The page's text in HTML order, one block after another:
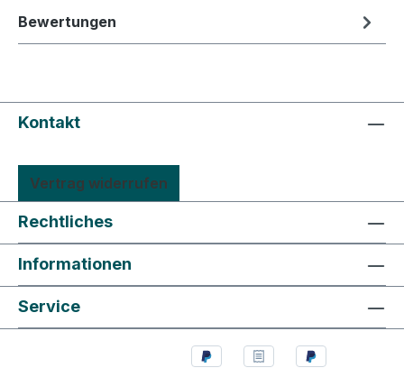
Bewertungen
Kontakt
Vertrag widerrufen
Rechtliches
Informationen
Service